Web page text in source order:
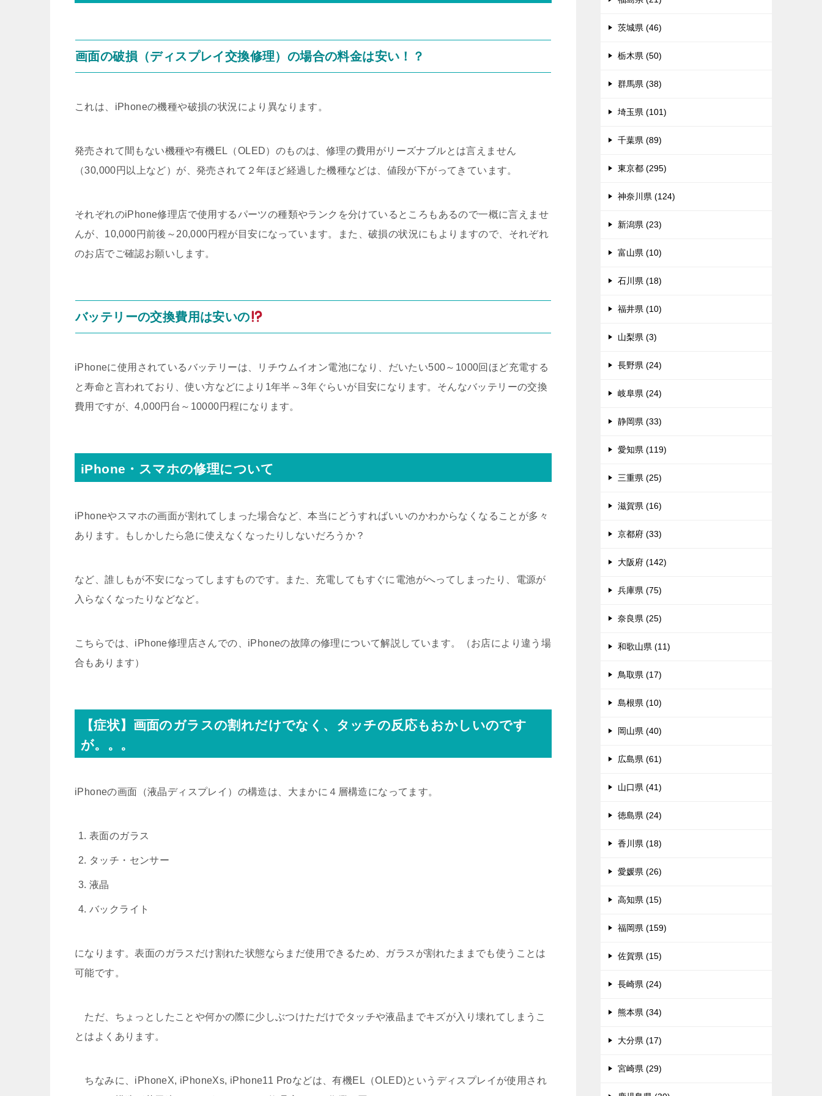
画面の破損（ディスプレイ交換修理）の場合の料金は安い！？
これは、iPhoneの機種や破損の状況により異なります。
発売されて間もない機種や有機EL（OLED）のものは、修理の費用がリーズナブルとは言えません
（30,000円以上など）が、発売されて２年ほど経過した機種などは、値段が下がってきています。
それぞれのiPhone修理店で使用するパーツの種類やランクを分けているところもあるので一概に言えませ
んが、10,000円前後～20,000円程が目安になっています。また、破損の状況にもよりますので、それぞれ
のお店でご確認お願いします。
バッテリーの交換費用は安いの
iPhoneに使用されているバッテリーは、リチウムイオン電池になり、だいたい500～1000回ほど充電する
と寿命と言われており、使い方などにより1年半～3年ぐらいが目安になります。そんなバッテリーの交換
費用ですが、4,000円台～10000円程になります。
iPhone・スマホの修理について
iPhoneやスマホの画面が割れてしまった場合など、本当にどうすればいいのかわからなくなることが多々
あります。もしかしたら急に使えなくなったりしないだろうか？
など、誰しもが不安になってしますものです。また、充電してもすぐに電池がへってしまったり、電源が
入らなくなったりなどなど。
こちらでは、iPhone修理店さんでの、iPhoneの故障の修理について解説しています。（お店により違う場
合もあります）
【症状】画面のガラスの割れだけでなく、タッチの反応もおかしいのです
が。。。
iPhoneの画面（液晶ディスプレイ）の構造は、大まかに４層構造になってます。
表面のガラス
タッチ・センサー
液晶
バックライト
になります。表面のガラスだけ割れた状態ならまだ使用できるため、ガラスが割れたままでも使うことは
可能です。
ただ、ちょっとしたことや何かの際に少しぶつけただけでタッチや液晶までキズが入り壊れてしまうこ
とはよくあります。
ちなみに、iPhoneX, iPhoneXs, iPhone11 Proなどは、有機EL（OLED)というディスプレイが使用され
茨城県 (46)
栃木県 (50)
群馬県 (38)
埼玉県 (101)
千葉県 (89)
東京都 (295)
神奈川県 (124)
新潟県 (23)
富山県 (10)
石川県 (18)
福井県 (10)
山梨県 (3)
長野県 (24)
岐阜県 (24)
静岡県 (33)
愛知県 (119)
三重県 (25)
滋賀県 (16)
京都府 (33)
大阪府 (142)
兵庫県 (75)
奈良県 (25)
和歌山県 (11)
鳥取県 (17)
島根県 (10)
岡山県 (40)
広島県 (61)
山口県 (41)
徳島県 (24)
香川県 (18)
愛媛県 (26)
高知県 (15)
福岡県 (159)
佐賀県 (15)
長崎県 (24)
熊本県 (34)
大分県 (17)
宮崎県 (29)